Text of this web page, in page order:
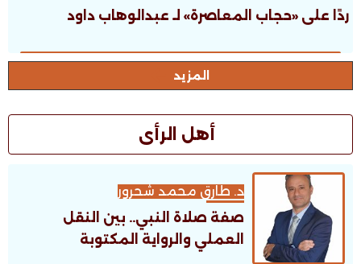
ردًا على «حجاب المعاصرة» لـ عبدالوهاب داود
المزيد
أهل الرأى
د. طارق محمد شحرور
صفة صلاة النبي.. بين النقل
العملي والرواية المكتوبة